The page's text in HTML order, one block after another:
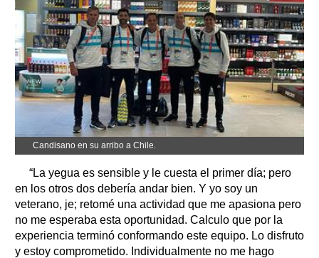
Candisano en su arribo a Chile.
“La yegua es sensible y le cuesta el primer día; pero
en los otros dos debería andar bien. Y yo soy un
veterano, je; retomé una actividad que me apasiona pero
no me esperaba esta oportunidad. Calculo que por la
experiencia terminó conformando este equipo. Lo disfruto
y estoy comprometido. Individualmente no me hago